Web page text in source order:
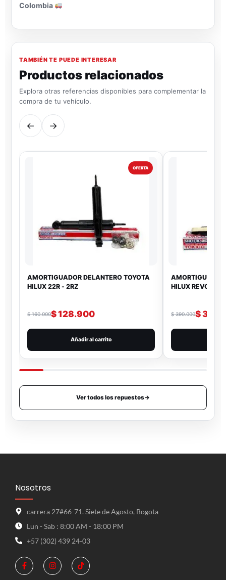
Colombia
TAMBIÉN TE PUEDE INTERESAR
Productos relacionados
Explora otras referencias disponibles para complementar la
compra de tu vehículo.
← →
OFERTA
AMORTIGUADOR DELANTERO TOYOTA
HILUX 22R - 2RZ
$160.000$128.900
Añadir al carrito
HILUX REVO /
$390.000$
Ver todos los repuestos→
Nosotros
carrera 27#66-71. Siete de Agosto, Bogota
Lun - Sab : 8:00 AM - 18:00 PM
+57 (302) 439 24-03